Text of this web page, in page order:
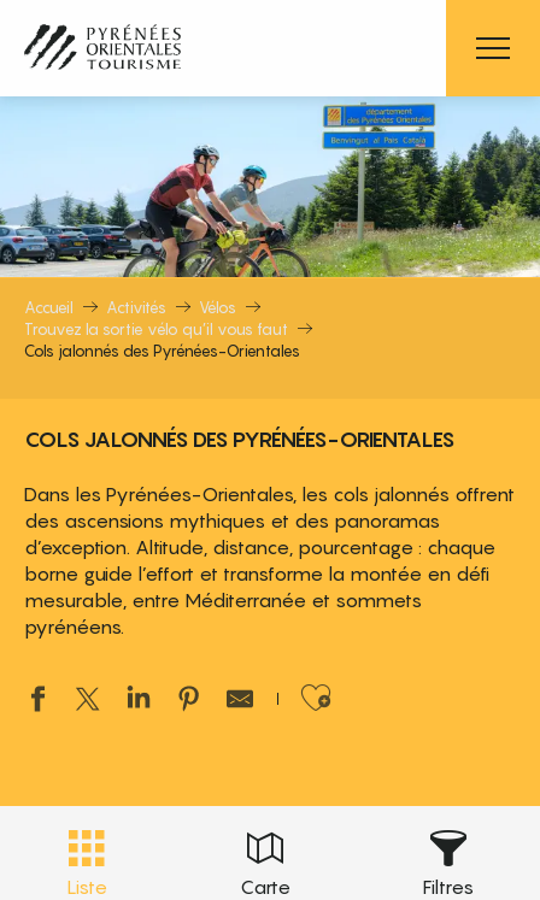
contenu
principal
Accueil Activités
Vélos
Trouvez la sortie vélo qu’il vous faut
Cols jalonnés des Pyrénées-Orientales
COLS JALONNÉS DES PYRÉNÉES-ORIENTALES
COLS JALONNÉS DES PYRÉNÉES-
Dans les Pyrénées-Orientales, les cols jalonnés offrent
des ascensions mythiques et des panoramas
d’exception. Altitude, distance, pourcentage : chaque
borne guide l’effort et transforme la montée en défi
mesurable, entre Méditerranée et sommets
pyrénéens.
Ajouter aux
Liste Carte Filtres